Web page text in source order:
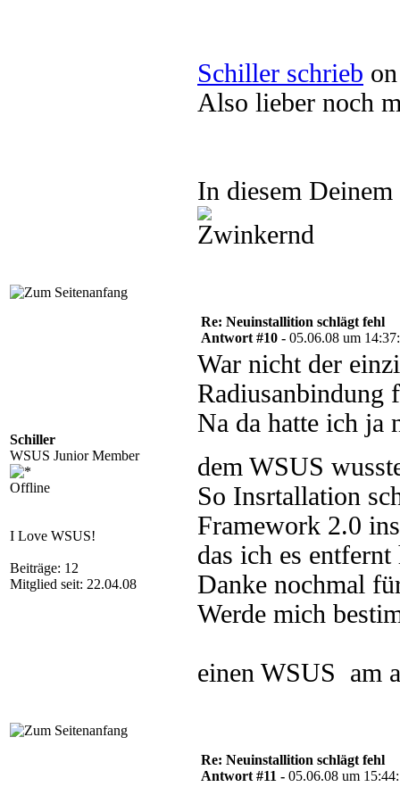
Schiller schrieb
Also lieber noch
In diesem
Schiller
WSUS Junior Member
Offline
I Love WSUS!
Beiträge: 12
Mitglied seit: 22.04.08
Re: Neuinstallition schlägt fehl
Antwort #10 - 05.06.08 um
War nicht der
Radiusanbindung
Na da hatte ich ja
dem WSUS
So Insrtallation
Framework 2.0
das ich es entfernt
Danke nochmal
Werde mich
einen WSUS am
Re: Neuinstallition schlägt fehl
Antwort #11 - 05.06.08 um